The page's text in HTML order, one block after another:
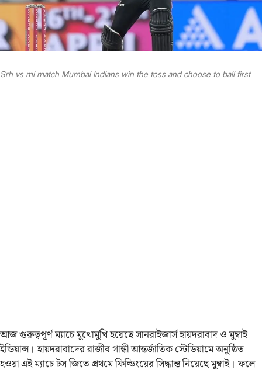
Srh vs mi match Mumbai Indians win the toss and choose to ball first
আজ গুরুত্বপূর্ণ ম্যাচে মুখোমুখি হয়েছে সানরাইজার্স হায়দরাবাদ ও মুম্বাই
ইন্ডিয়ান্স। হায়দরাবাদের রাজীব গান্ধী আন্তর্জাতিক স্টেডিয়ামে অনুষ্ঠিত
হওয়া এই ম্যাচে টস জিতে প্রথমে ফিল্ডিংয়ের সিদ্ধান্ত নিয়েছে মুম্বাই। ফলে‌‌